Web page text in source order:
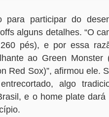
para participar do
alguns detalhes. “O
pés), e por essa
ao Green Monster
Red Sox)”, afirmou ele.
algo
e o home plate dará